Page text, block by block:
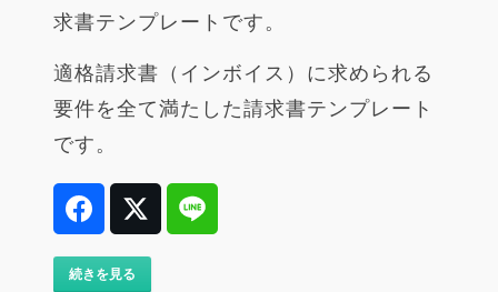
求書テンプレートです。
適格請求書（インボイス）に求められる
要件を全て満たした請求書テンプレート
です。
FacebookTwitter
続きを見る